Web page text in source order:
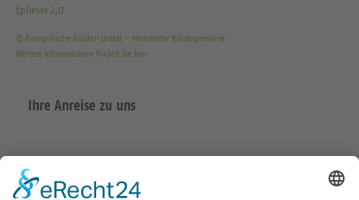
Epheser 2,17
© Evangelische Brüder-Unität – Herrnhuter Brüdergemeine
Weitere Informationen finden Sie hier
Ihre Anreise zu uns